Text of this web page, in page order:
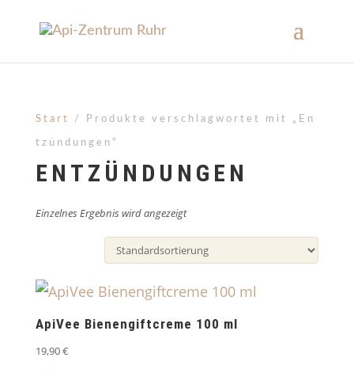
Start / Produkte verschlagwortet mit „En
tzündungen“
ENTZÜNDUNGEN
Einzelnes Ergebnis wird angezeigt
ApiVee Bienengiftcreme 100 ml
19,90€